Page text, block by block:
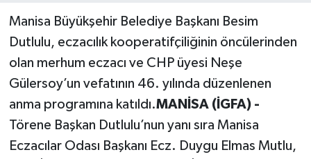
Manisa Büyükşehir Belediye Başkanı Besim
Dutlulu, eczacılık kooperatifçiliğinin öncülerinden
olan merhum eczacı ve CHP üyesi Neşe
Gülersoy’un vefatının 46. yılında düzenlenen
anma programına katıldı.MANİSA (İGFA) -
Törene Başkan Dutlulu’nun yanı sıra Manisa
Eczacılar Odası Başkanı Ecz. Duygu Elmas Mutlu,